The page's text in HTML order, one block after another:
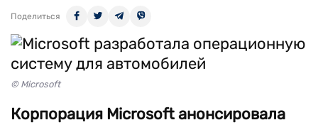
Поделиться
© Microsoft
Корпорация Microsoft анонсировала